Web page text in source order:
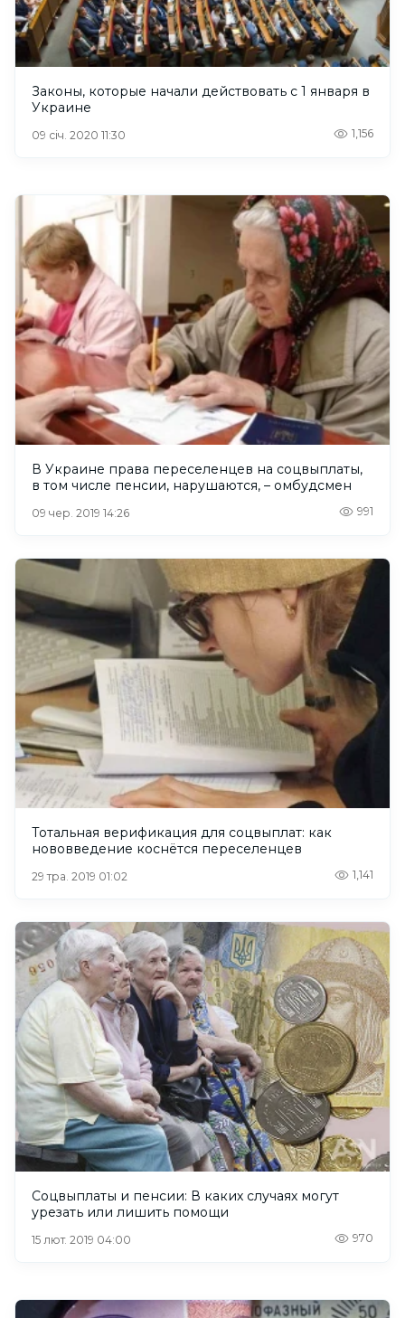
Законы, которые начали действовать с 1 января в
Украине
09 січ. 2020 11:30 1,156
В Украине права переселенцев на соцвыплаты,
в том числе пенсии, нарушаются, – омбудсмен
09 чер. 2019 14:26 991
Тотальная верификация для соцвыплат: как
нововведение коснётся переселенцев
29 тра. 2019 01:02 1,141
Соцвыплаты и пенсии: В каких случаях могут
урезать или лишить помощи
15 лют. 2019 04:00 970